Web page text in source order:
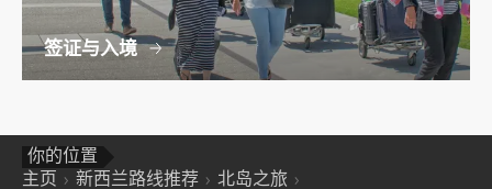
签证与入境
你的位置
主页
新西兰路线推荐
北岛之旅